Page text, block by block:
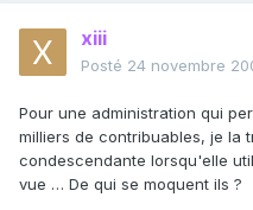
xiii
Posté 24 novembre
Pour une administration qui
milliers de contribuables, je la
condescendante lorsqu'elle
vue … De qui se moquent ils ?